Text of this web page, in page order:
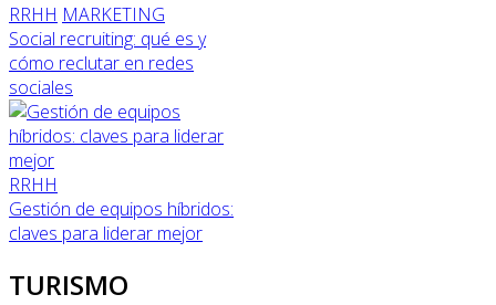
RRHH MARKETING
Social recruiting: qué es y
cómo reclutar en redes
sociales
RRHH
Gestión de equipos híbridos:
claves para liderar mejor
TURISMO